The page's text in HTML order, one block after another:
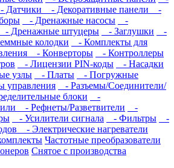
Датчики - Декоративные панели
-
- Дренажные насосы
-
- Дренажные штуцеры - Заглушки
-
колодки
- Комплекты для
- Конверторы
- Контроллеры
- Лицензии PIN-коды
- Насадки
узлы - Платы
- Погружные
управления
- Разъемы/Соединители/
блоки
-
- Рефнеты/Разветвители
-
- Усилители сигнала - Фильтры
-
- Электрические нагреватели
Частотные преобразователи
Снятое с производства